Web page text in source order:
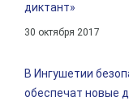
диктант»
30 октября 2017
В Ингушетии
обеспечат новые